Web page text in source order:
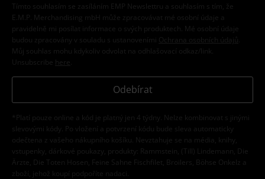
Tímto souhlasím se zasíláním EMP Newslettru a souhlasím s tím, že
E.M.P. Merchandising mbH může zpracovávat mé osobní údaje a
pravidelně mi posílat informace o svých produktech. Mé osobní údaje
budou zpracovány v souladu s ustanoveními
Ochrana osobních údajů
Můj souhlas mohu kdykoliv odvolat na odhlašovací odkaz/link.
Unsubscribe here
Odebírat
*Platí pouze online a kód je platný jen 4 týdny. Nelze kombinovat s jinými
slevovými kódy. Po vložení a potvrzení kódu bude sleva automaticky
odečtena z vašeho nákupního košíku. Nevztahuje se na média, knihy,
vstupenky, dárkové poukazy, produkty: Rammstein, (Till) Lindemann, Die
Ärzte, Die Toten Hosen, Feine Sahne Fischfilet, Broilers, Böhse Onkelz a
zboží, jehož koupí podpoříte nadaci.